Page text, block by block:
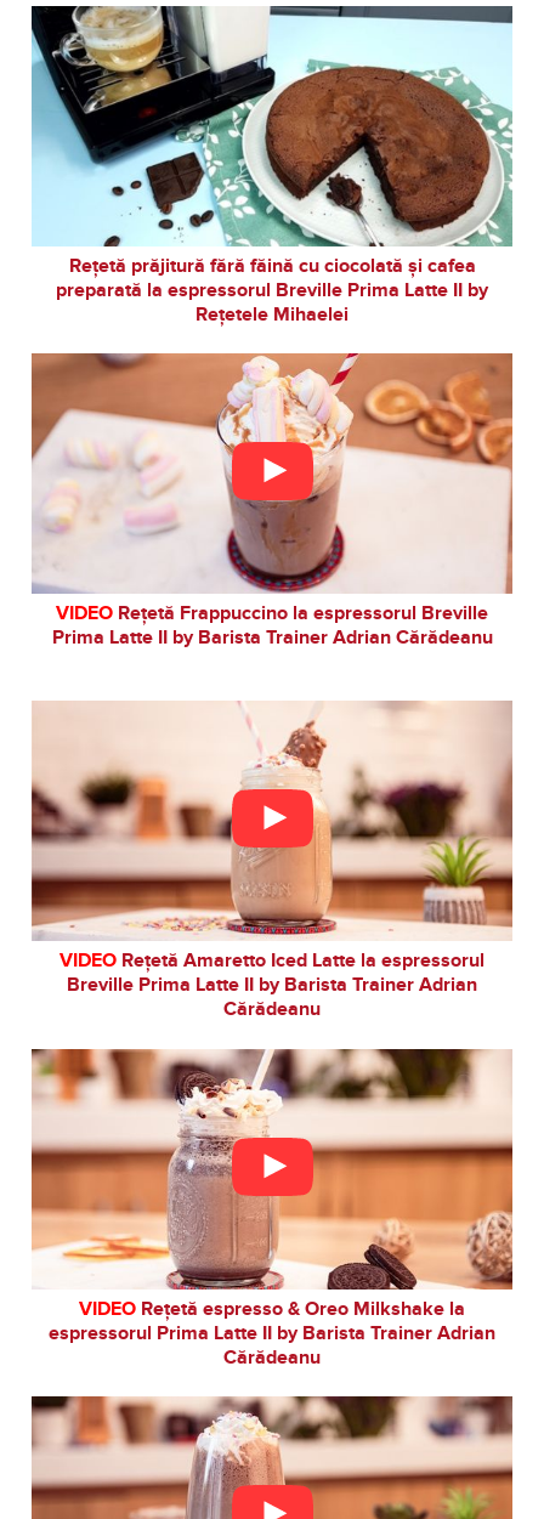
Rețetă prăjitură fără făină cu ciocolată și cafea
preparată la espressorul Breville Prima Latte II by
Rețetele Mihaelei
VIDEO Rețetă Frappuccino la espressorul Breville
Prima Latte II by Barista Trainer Adrian Cărădeanu
VIDEO Rețetă Amaretto Iced Latte la espressorul
Breville Prima Latte II by Barista Trainer Adrian
Cărădeanu
VIDEO Rețetă espresso & Oreo Milkshake la
espressorul Prima Latte II by Barista Trainer Adrian
Cărădeanu